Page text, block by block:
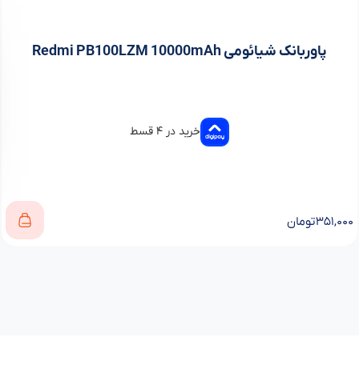
پاوربانک شیائومی Redmi PB100LZM 10000mAh
خرید در ۴ قسط
۳۵۱,۰۰۰تومان